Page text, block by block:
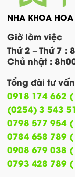
NHA KHOA HOA
Giờ làm việc
Thứ 2 – Thứ 7 :
Chủ nhật :
Tổng đài tư
0918 174 662
(0254) 3 543
0798 577 954
0784 658 789
0908 679 038 (
0793 428 789 (